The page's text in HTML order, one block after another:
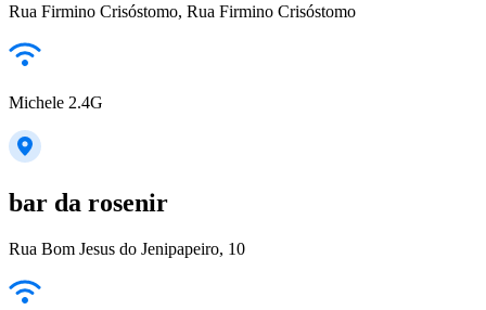
Rua Firmino Crisóstomo, Rua Firmino Crisóstomo
Michele 2.4G
bar da rosenir
Rua Bom Jesus do Jenipapeiro, 10